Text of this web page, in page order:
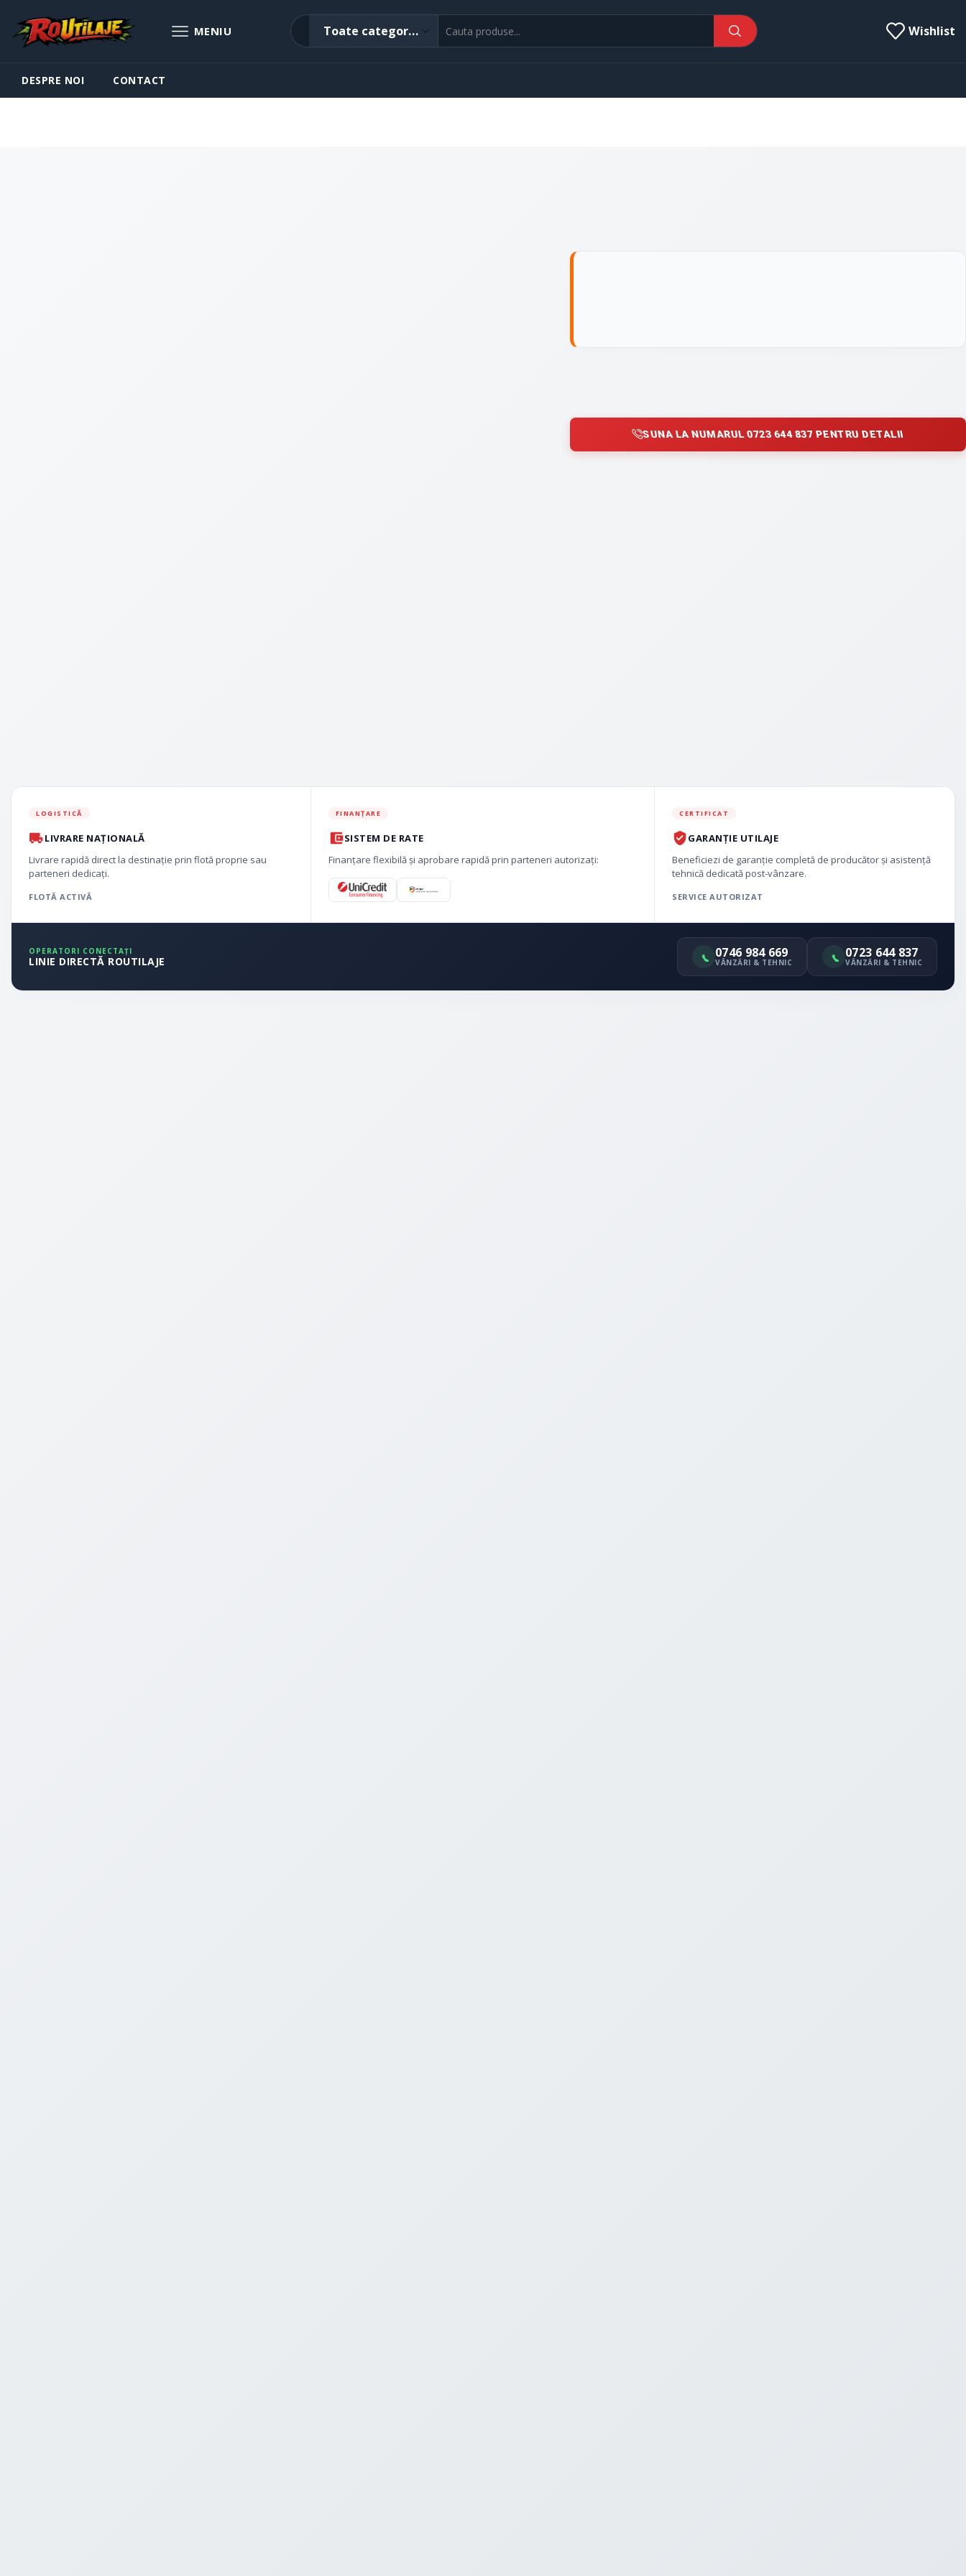
Wishlist
DESPRE NOI CONTACT
SUNA LA NUMARUL 0723 644 837 PENTRU DETALII
LOGISTICĂ
LIVRARE NAȚIONALĂ
Livrare rapidă direct la destinație prin flotă proprie sau
parteneri dedicați.
FLOTĂ ACTIVĂ
FINANȚARE
SISTEM DE RATE
Finanțare flexibilă și aprobare rapidă prin parteneri autorizați:
CERTIFICAT
GARANȚIE UTILAJE
Beneficiezi de garanție completă de producător și asistență
tehnică dedicată post-vânzare.
SERVICE AUTORIZAT
OPERATORI CONECTAȚI
LINIE DIRECTĂ ROUTILAJE
0746 984 669
VÂNZĂRI & TEHNIC
0723 644 837
VÂNZĂRI & TEHNIC